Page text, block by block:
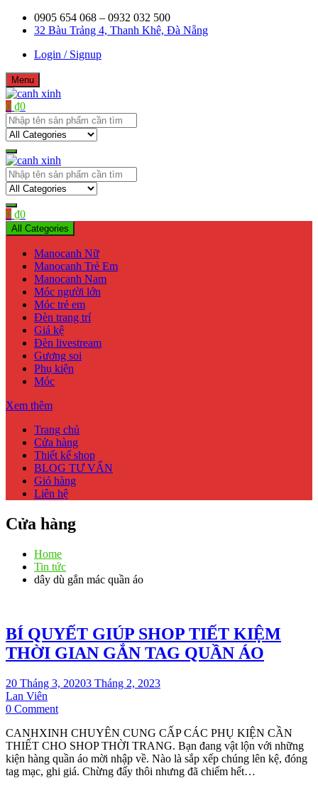
Skip
0905 654 068 – 0932 032 500
32 Bàu Trảng 4, Thanh Khê, Đà Nẵng
Login / Signup
Menu
canh xinh
Shop bán manơcanh, phụ kiện mở shop
0 ₫0
canh xinh
Shop bán manơcanh, phụ kiện mở shop
0 ₫0
All Categories
Manocanh Nữ
Manocanh Trẻ Em
Manocanh Nam
Móc người lớn
Móc trẻ em
Đèn trang trí
Giá kệ
Đèn livestream
Gương soi
Phụ kiện
Móc
Xem thêm
Trang chủ
Cửa hàng
Thiết kế shop
BLOG TƯ VẤN
Giỏ hàng
Liên hệ
Cửa hàng
Home
Tin tức
dây dù gắn mác quần áo
BÍ QUYẾT GIÚP SHOP TIẾT KIỆM
THỜI GIAN GẮN TAG QUẦN ÁO
20 Tháng 3, 20203 Tháng 2, 2023
Lan Viên
0 Commenton
QUYẾT
GIÚP
SHOP
TIẾT
CANHXINH CHUYÊN CUNG CẤP CÁC PHỤ KIỆN CẦN
THIẾT CHO SHOP THỜI TRANG. Bạn đang vật lộn với những
kiện hàng quần áo mời nhập về. Nào là sắp xếp chúng lên kệ, đóng
tag mạc, ghi giá. Chừng đấy thôi nhưng đã chiếm hết…